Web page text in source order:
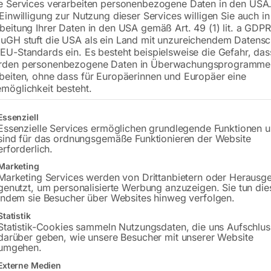
Modell WIN TIG AC-DC 340/T
€10.800,00
Versandkosten Standard (Österreich):
Services verarbeiten personenbezogene Daten in den
zur Nutzung dieser Services willigen Sie auch
Ihrer Daten in den USA gemäß Art. 49 (1) lit. a
stuft die USA als ein Land mit unzureichendem
Standards ein. Es besteht beispielsweise die Gefahr,
personenbezogene Daten in
ohne dass für Europäerinnen und Europäer eine
besteht.
eine Liste der Service-Gruppen, für die eine Einwilligung erteilt
Services ermöglichen grundlegende Funktionen
für das ordnungsgemäße Funktionieren der Website
Services werden von Drittanbietern oder
um personalisierte Werbung anzuzeigen. Sie tun
sie Besucher über Websites hinweg verfolgen.
Cookies sammeln Nutzungsdaten, die uns
geben, wie unsere Besucher mit unserer Website
Medien